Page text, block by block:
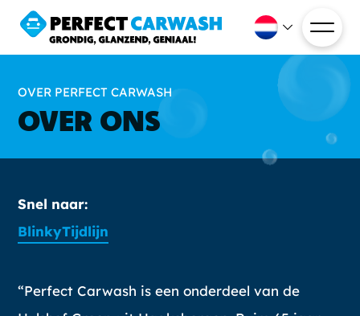
OVER PERFECT CARWASH
OVER ONS
Snel naar:
BlinkyTijdlijn
“Perfect Carwash is een onderdeel van de